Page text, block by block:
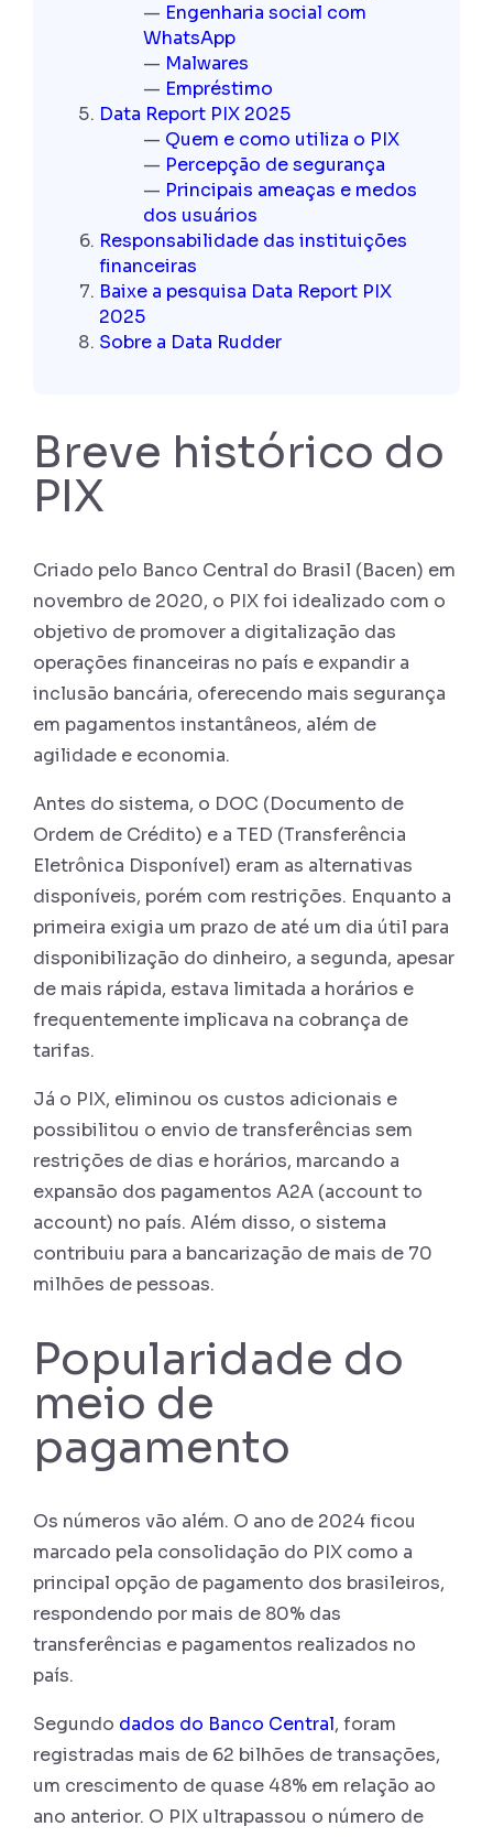
Engenharia social com
WhatsApp
Malwares
Empréstimo
Data Report PIX 2025
Quem e como utiliza o PIX
Percepção de segurança
Principais ameaças e medos
dos usuários
Responsabilidade das instituições
financeiras
Baixe a pesquisa Data Report PIX
2025
Sobre a Data Rudder
Breve histórico do
PIX
Criado pelo Banco Central do Brasil (Bacen) em
novembro de 2020, o PIX foi idealizado com o
objetivo de promover a digitalização das
operações financeiras no país e expandir a
inclusão bancária, oferecendo mais segurança
em pagamentos instantâneos, além de
agilidade e economia.
Antes do sistema, o DOC (Documento de
Ordem de Crédito) e a TED (Transferência
Eletrônica Disponível) eram as alternativas
disponíveis, porém com restrições. Enquanto a
primeira exigia um prazo de até um dia útil para
disponibilização do dinheiro, a segunda, apesar
de mais rápida, estava limitada a horários e
frequentemente implicava na cobrança de
tarifas.
Já o PIX, eliminou os custos adicionais e
possibilitou o envio de transferências sem
restrições de dias e horários, marcando a
expansão dos pagamentos A2A (account to
account) no país. Além disso, o sistema
contribuiu para a bancarização de mais de 70
milhões de pessoas.
Popularidade do
meio de
pagamento
Os números vão além. O ano de 2024 ficou
marcado pela consolidação do PIX como a
principal opção de pagamento dos brasileiros,
respondendo por mais de 80% das
transferências e pagamentos realizados no
país.
Segundo dados do Banco Central, foram
registradas mais de 62 bilhões de transações,
um crescimento de quase 48% em relação ao
ano anterior. O PIX ultrapassou o número de